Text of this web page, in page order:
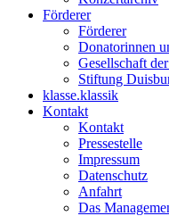
Förderer
Förderer
Donatorinnen
Gesellschaft
Stiftung
klasse.klassik
Kontakt
Kontakt
Pressestelle
Impressum
Datenschutz
Anfahrt
Das